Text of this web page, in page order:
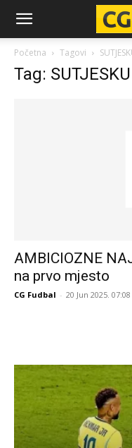
CG-
Fudbal
Početna Tagovi
Tag: SUTJESKU
AMBICIOZNE
na prvo mjesto
CG Fudbal - 20 Jun 2025. 07:08